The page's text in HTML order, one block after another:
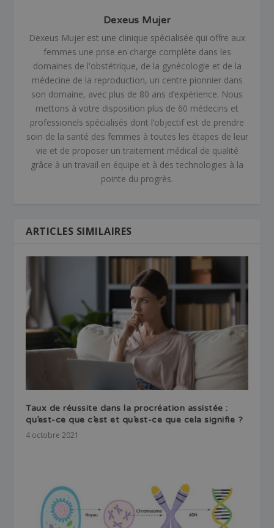
Dexeus Mujer
Dexeus Mujer est une clinique spécialisée qui offre aux
femmes une prise en charge complète dans les
domaines de l'obstétrique, de la gynécologie et de la
médecine de la reproduction, un centre pionnier dans
son domaine, avec plus de 80 ans d’expérience. Nous
mettons à votre disposition plus de 60 médecins et
professionels spécialisés dont l’objectif est de prendre
soin de la santé des femmes à toutes les étapes de leur
vie et de proposer un traitement médical de qualité
grâce à un travail en équipe et à des technologies à la
pointe du progrès.
ARTICLES SIMILAIRES
Taux de réussite dans la procréation assistée :
qu’est-ce que c’est et qu’est-ce que cela signifie ?
4 octobre 2021